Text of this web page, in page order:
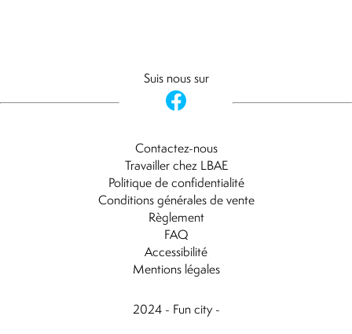
Suis nous sur
2024 - Fun city -
Contactez-nous
Travailler chez LBAE
Politique de confidentialité
Conditions générales de vente
Règlement
FAQ
Accessibilité
Mentions légales